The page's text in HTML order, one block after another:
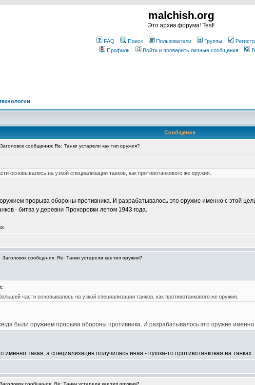
malchish.org
Это архив форума! Test!
FAQ Поиск Пользователи Группы
Профиль
Войти и проверить личные сообщения
Сообщение
сообщения: Re: Танки устарели как тип оружия?
основывалось на узкой специализации танков, как противотанкового же оружия.
прорыва обороны противника. И разрабатывалось это оружие именно с этой
- битва у деревни Прохоровки летом 1943 года.
Заголовок сообщения: Re: Танки устарели как тип оружия?
части основывалось на узкой специализации танков, как противотанкового же оружия.
были оружием прорыва обороны противника. И разрабатывалось это оружие именно
именно такая, а специализация получилась иная - пушка-то противотанковая на танках.
сообщения: Re: Танки устарели как тип оружия?